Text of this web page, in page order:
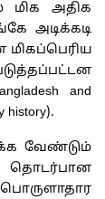
மிக அதிக
அடிக்கடி
மிகப்பெரிய
and
history).
வேண்டும்
தொடர்பான